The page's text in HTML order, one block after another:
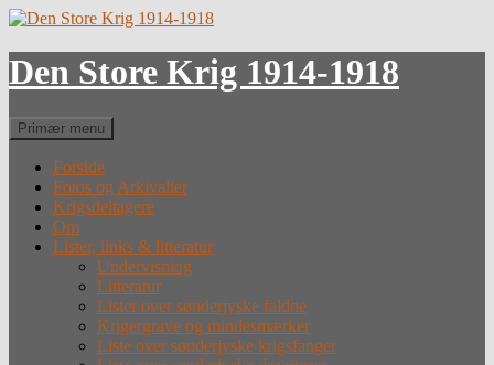
Hop
indhold
Den Store Krig 1914-1918
Søg
Primær menu
Forside
Fotos og Arkivalier
Krigsdeltagere
Om
Lister, links & litteratur
Undervisning
Litteratur
Lister over sønderjyske faldne
Krigergrave og mindesmærker
Liste over sønderjyske krigsfanger